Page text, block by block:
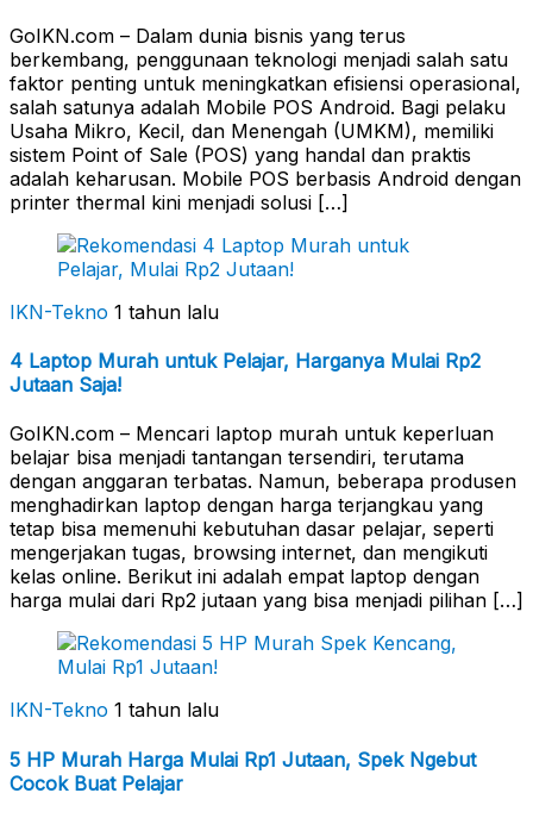
GoIKN.com – Dalam dunia bisnis yang terus
berkembang, penggunaan teknologi menjadi salah satu
faktor penting untuk meningkatkan efisiensi operasional,
salah satunya adalah Mobile POS Android. Bagi pelaku
Usaha Mikro, Kecil, dan Menengah (UMKM), memiliki
sistem Point of Sale (POS) yang handal dan praktis
adalah keharusan. Mobile POS berbasis Android dengan
printer thermal kini menjadi solusi […]
IKN-Tekno 1 tahun lalu
4 Laptop Murah untuk Pelajar, Harganya Mulai Rp2
Jutaan Saja!
GoIKN.com – Mencari laptop murah untuk keperluan
belajar bisa menjadi tantangan tersendiri, terutama
dengan anggaran terbatas. Namun, beberapa produsen
menghadirkan laptop dengan harga terjangkau yang
tetap bisa memenuhi kebutuhan dasar pelajar, seperti
mengerjakan tugas, browsing internet, dan mengikuti
kelas online. Berikut ini adalah empat laptop dengan
harga mulai dari Rp2 jutaan yang bisa menjadi pilihan […]
IKN-Tekno 1 tahun lalu
5 HP Murah Harga Mulai Rp1 Jutaan, Spek Ngebut
Cocok Buat Pelajar